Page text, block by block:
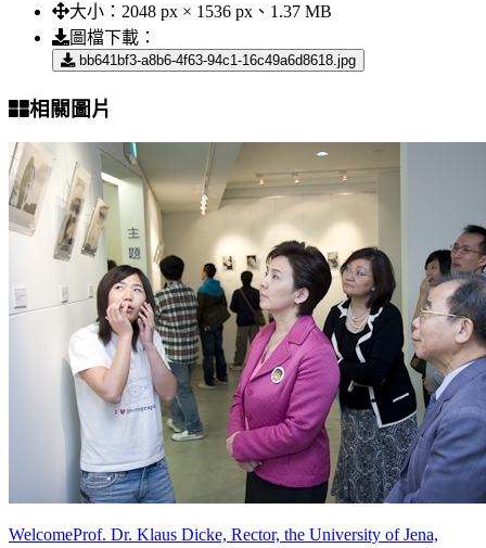
大小： 2048 px × 1536 px、1.37 MB
圖檔下載：
bb641bf3-a8b6-4f63-94c1-16c49a6d8618.jpg
相關圖片
WelcomeProf. Dr. Klaus Dicke, Rector, the University of Jena,